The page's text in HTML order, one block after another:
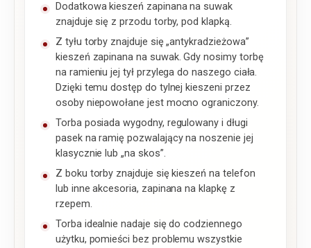
Dodatkowa kieszeń zapinana na suwak
znajduje się z przodu torby, pod klapką.
Z tyłu torby znajduje się „antykradzieżowa”
kieszeń zapinana na suwak. Gdy nosimy torbę
na ramieniu jej tył przylega do naszego ciała.
Dzięki temu dostęp do tylnej kieszeni przez
osoby niepowołane jest mocno ograniczony.
Torba posiada wygodny, regulowany i długi
pasek na ramię pozwalający na noszenie jej
klasycznie lub „na skos”.
Z boku torby znajduje się kieszeń na telefon
lub inne akcesoria, zapinana na klapkę z
rzepem.
Torba idealnie nadaje się do codziennego
użytku, pomieści bez problemu wszystkie